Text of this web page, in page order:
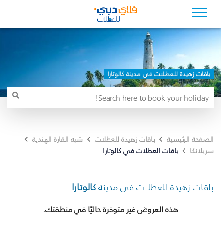
باقات زهيدة للعطلات في مدينة كالوتارا
الصفحة الرئيسية باقات زهيدة للعطلات
شبه القارة الهندية
سريلانكا
باقات العطلات في كالوتارا
باقات زهيدة للعطلات في مدينةكالوتارا
هذه العروض غير متوفرة حاليًا في منطقتك.